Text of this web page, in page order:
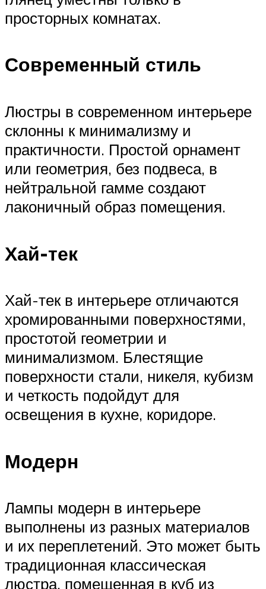
просторных комнатах.
Современный стиль
Люстры в современном интерьере
склонны к минимализму и
практичности. Простой орнамент
или геометрия, без подвеса, в
нейтральной гамме создают
лаконичный образ помещения.
Хай-тек
Хай-тек в интерьере отличаются
хромированными поверхностями,
простотой геометрии и
минимализмом. Блестящие
поверхности стали, никеля, кубизм
и четкость подойдут для
освещения в кухне, коридоре.
Модерн
Лампы модерн в интерьере
выполнены из разных материалов
и их переплетений. Это может быть
традиционная классическая
люстра, помещенная в куб из